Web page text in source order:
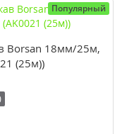
Популярный
Borsan 18мм/25м,
(25м))